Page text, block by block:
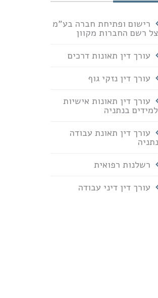
רישום ופתיחת חברה בע"מ
רשם החברות מקוון
עורך דין תאונות דרכים
עורך דין נזקי גוף
עורך דין תאונות אישיות
בנתניה
עורך דין תאונת עבודה
רשלנות רפואית
עורך דין דיני עבודה